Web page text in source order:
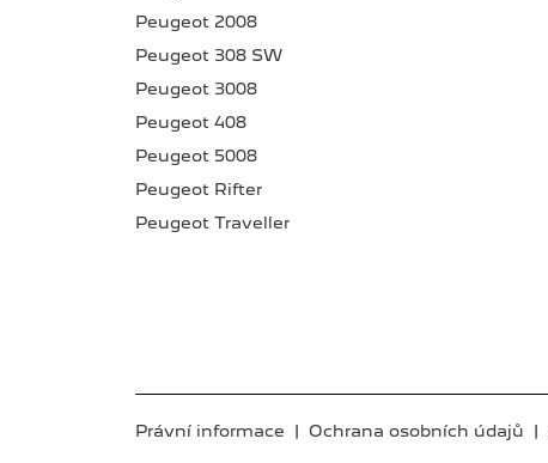
Peugeot 2008
Peugeot 308 SW
Peugeot 3008
Peugeot 408
Peugeot 5008
Peugeot Rifter
Peugeot Traveller
Právní informace | Ochrana osobních údajů |